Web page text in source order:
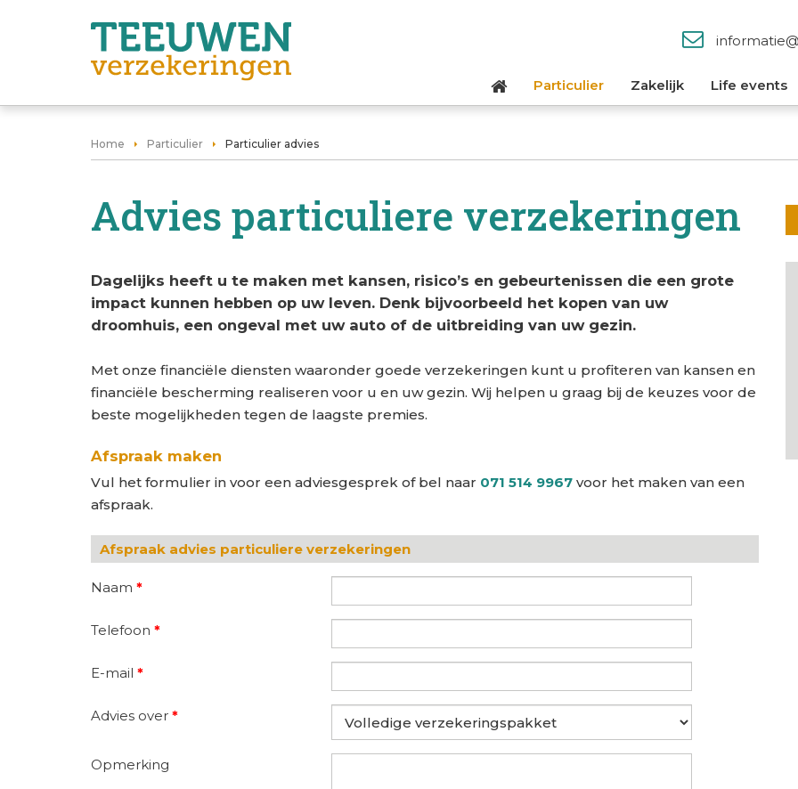
Particulier Zakelijk Life events
Home Particulier Particulier advies
Advies particuliere verzekeringen
Dagelijks heeft u te maken met kansen, risico’s en gebeurtenissen die een grote
impact kunnen hebben op uw leven. Denk bijvoorbeeld het kopen van uw
droomhuis, een ongeval met uw auto of de uitbreiding van uw gezin.
Met onze financiële diensten waaronder goede verzekeringen kunt u profiteren van kansen en
financiële bescherming realiseren voor u en uw gezin. Wij helpen u graag bij de keuzes voor de
beste mogelijkheden tegen de laagste premies.
Afspraak maken
Vul het formulier in voor een adviesgesprek of bel naar 071 514 9967 voor het maken van een
afspraak.
Afspraak advies particuliere verzekeringen
Naam *
Telefoon *
E-mail *
Advies over *
Opmerking